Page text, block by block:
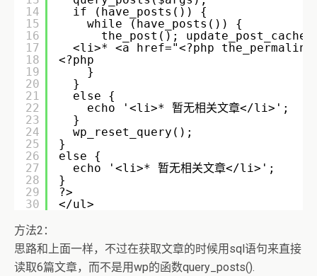
14
15
16
17
18
19
20
21
22
23
24
25
26
27
28
29
30
if (have_posts()) {
while (have_posts()) {
the_post();
<li>* <a href="<?php
<?php
}
}
else {
echo '<li>* 暂无相关文章</li>';
}
wp_reset_query();
}
else {
echo '<li>* 暂无相关文章</li>';
}
?>
</ul>
方法2：
思路和上面一样，不过在获取文章的时候用sql语句来直接
读取6篇文章，而不是用wp的函数query_posts().